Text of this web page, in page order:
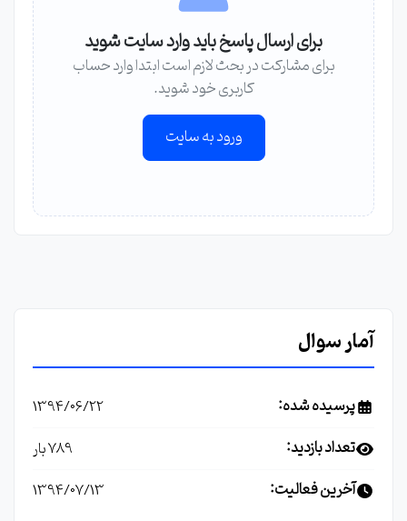
برای ارسال پاسخ باید وارد سایت شوید
برای مشارکت در بحث لازم است ابتدا وارد حساب
کاربری خود شوید.
ورود به سایت
آمار سوال
پرسیده شده: 1394/06/22
تعداد بازدید: 789 بار
آخرین فعالیت: 1394/07/13